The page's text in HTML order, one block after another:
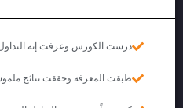
درست الكورس وعرفت إنه
طبقت المعرفة وحققت نتائج